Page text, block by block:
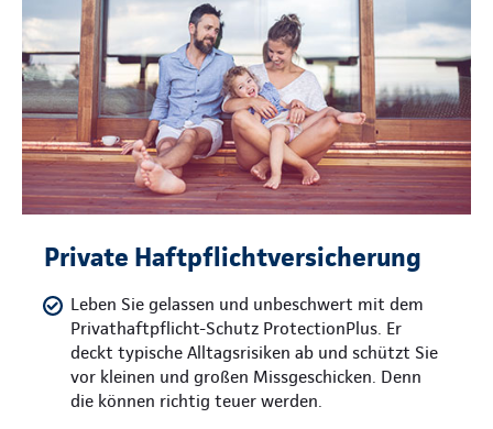
Private Haftpflichtversicherung
Leben Sie gelassen und unbeschwert mit dem
Privathaftpflicht-Schutz ProtectionPlus. Er
deckt typische Alltagsrisiken ab und schützt Sie
vor kleinen und großen Missgeschicken. Denn
die können richtig teuer werden.